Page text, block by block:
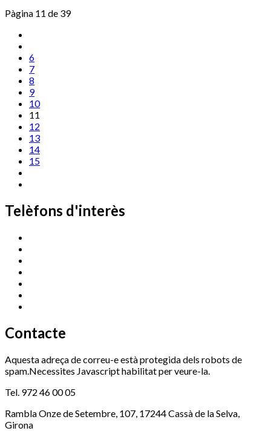
Pàgina 11 de 39
6
7
8
9
10
11
12
13
14
15
Telèfons d'interès
Contacte
Aquesta adreça de correu-e està protegida dels robots de
spam.Necessites Javascript habilitat per veure-la.
Tel. 972 46 00 05
Rambla Onze de Setembre, 107, 17244 Cassà de la Selva,
Girona